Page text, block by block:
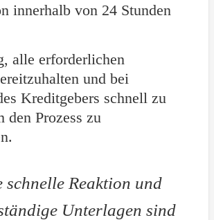
innerhalb von 24 Stunden
alle erforderlichen
und bei
Kreditgebers schnell zu
den Prozess zu
schnelle Reaktion und
Unterlagen sind